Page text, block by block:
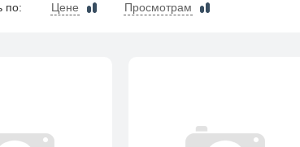
по: Цене Просмотрам